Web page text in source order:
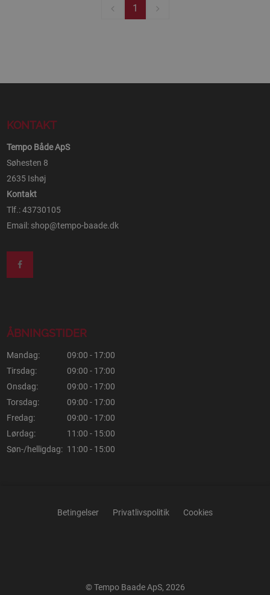
1
KONTAKT
Tempo Både ApS
Søhesten 8
2635 Ishøj
Kontakt
Tlf.: 43730105
Email: shop@tempo-baade.dk
ÅBNINGSTIDER
Mandag:
09:00 - 17:00
Tirsdag:
09:00 - 17:00
Onsdag:
09:00 - 17:00
Torsdag:
09:00 - 17:00
Fredag:
09:00 - 17:00
Lørdag:
11:00 - 15:00
Søn-/helligdag: 11:00 - 15:00
Betingelser Privatlivspolitik Cookies
© Tempo Baade ApS, 2026